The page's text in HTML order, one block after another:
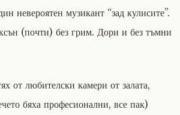
невероятен музикант “зад кулисите”.
(почти) без грим. Дори и без тъмни
от любителски камери от залата,
бяха професионални, все пак)